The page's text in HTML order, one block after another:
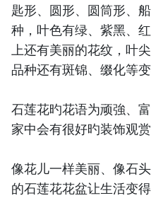
匙形、圆形、圆筒形、
种，叶色有绿、紫黑、
上还有美丽的花纹，叶
品种还有斑锦、缀化等变
石莲花旳花语为顽強、
家中会有很好旳装饰观赏
像花儿一样美丽、像石
的石莲花花盆让生活变